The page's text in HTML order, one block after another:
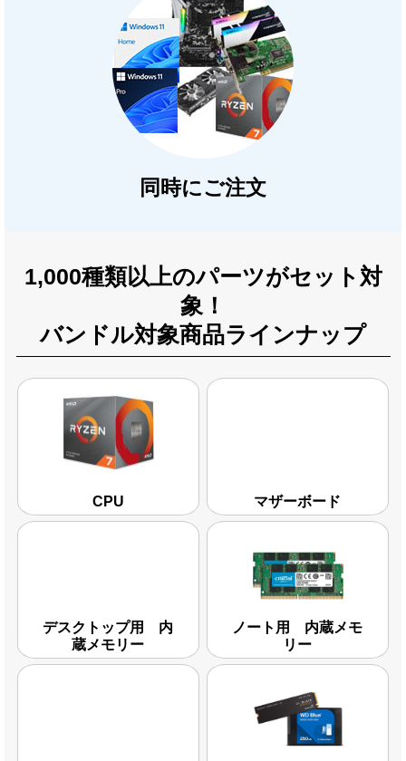
同時にご注文
1,000種類以上のパーツがセット対
象！
バンドル対象商品ラインナップ
CPU マザーボード
デスクトップ用 内
蔵メモリー
ノート用 内蔵メモ
リー